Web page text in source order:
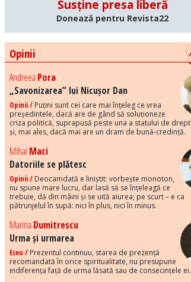
Susține presa liberă
Donează pentru Revista22
Opinii
Andreea Pora
„Savonizarea” lui Nicușor Dan
Opinii / Puțini sunt cei care mai înțeleg ce vrea
președintele, dacă are de gând să soluționeze
criza politică, suprapusă peste una a statului de drept
și, mai ales, dacă mai are un dram de bună-credință.
Mihai Maci
Datoriile se plătesc
Opinii / Deocamdată e liniștit: vorbește monoton,
nu spune mare lucru, dar lasă să se înțeleagă ce
trebuie, dă din mâini și se uită aiurea; pe scurt – e ca
pătrunjelul în supă: nici în plus, nici în minus.
Marina Dumitrescu
Urma și urmarea
Eseu / Prezentul continuu, starea de prezență
recomandată în orice spiritualitate, nu presupune
indiferența față de urma lăsată sau de consecințele ei.